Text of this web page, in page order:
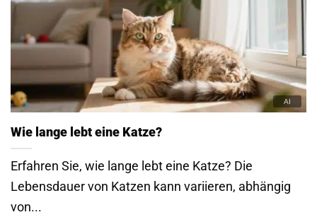
Wie lange lebt eine Katze?
Erfahren Sie, wie lange lebt eine Katze? Die
Lebensdauer von Katzen kann variieren, abhängig
von...